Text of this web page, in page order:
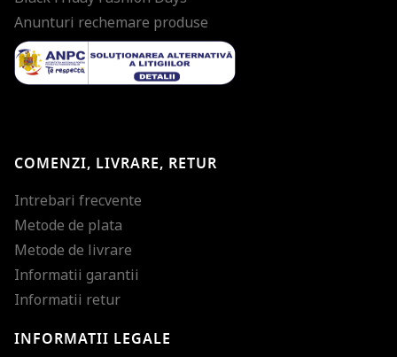
Anunturi rechemare produse
COMENZI, LIVRARE, RETUR
Intrebari frecvente
Metode de plata
Metode de livrare
Informatii garantii
Informatii retur
INFORMATII LEGALE